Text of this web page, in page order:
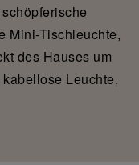
Mini-Tischleuchte,
des Hauses um
Leuchte,